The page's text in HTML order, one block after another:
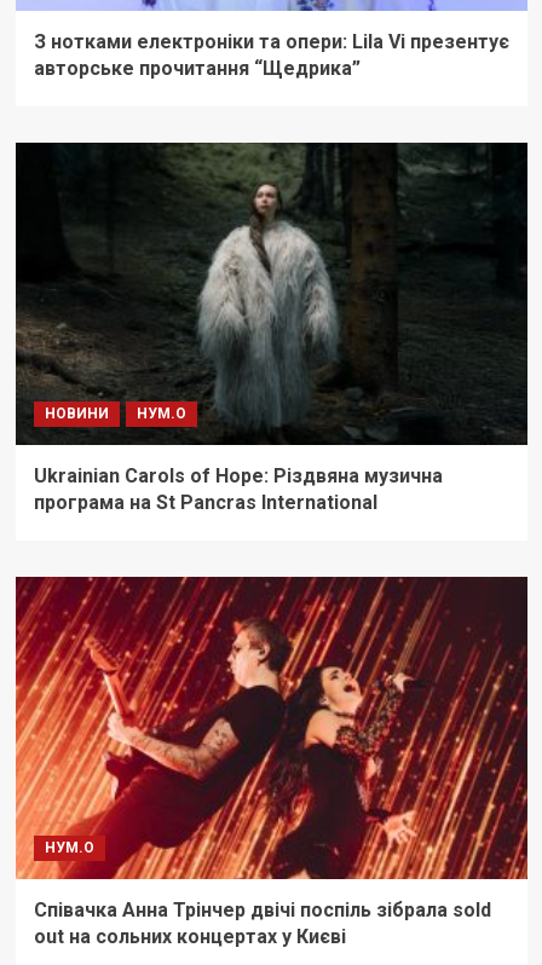
З нотками електроніки та опери: Lila Vi презентує
авторське прочитання “Щедрика”
НОВИНИ НУМ.О
Ukrainian Carols of Hope: Різдвяна музична
програма на St Pancras International
НУМ.О
Співачка Анна Трінчер двічі поспіль зібрала sold
out на сольних концертах у Києві